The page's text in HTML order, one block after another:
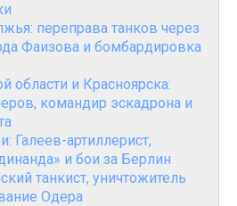
переправа танков через
Фаизова и бомбардировка
области и Красноярска:
командир эскадрона и
Галеев-артиллерист,
и бои за Берлин
танкист, уничтожитель
Одера